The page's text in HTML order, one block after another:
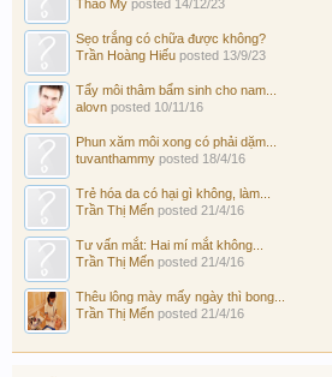
Thảo My posted 14/12/23
Sẹo trắng có chữa được không?
Trần Hoàng Hiếu posted 13/9/23
Tẩy môi thâm bẩm sinh cho nam...
alovn posted 10/11/16
Phun xăm môi xong có phải dặm...
tuvanthammy posted 18/4/16
Trẻ hóa da có hại gì không, làm...
Trần Thị Mến posted 21/4/16
Tư vấn mắt: Hai mí mắt không...
Trần Thị Mến posted 21/4/16
Thêu lông mày mấy ngày thì bong...
Trần Thị Mến posted 21/4/16